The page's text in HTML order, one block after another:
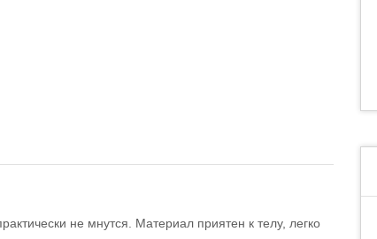
не мнутся. Материал приятен к телу, легко